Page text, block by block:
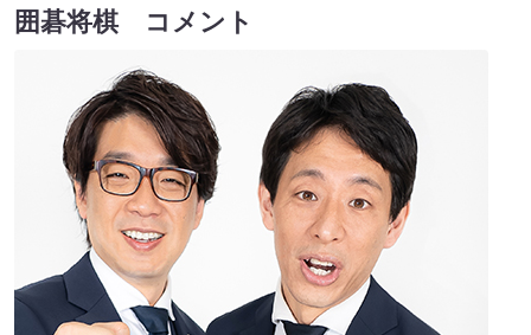
囲碁将棋 コメント